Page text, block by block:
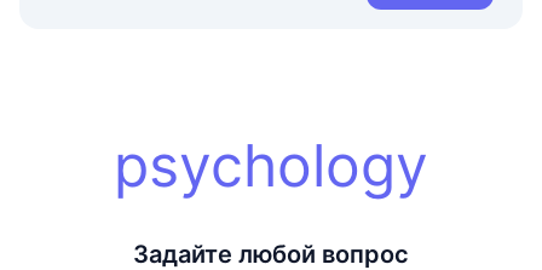
psychology
Задайте любой вопрос